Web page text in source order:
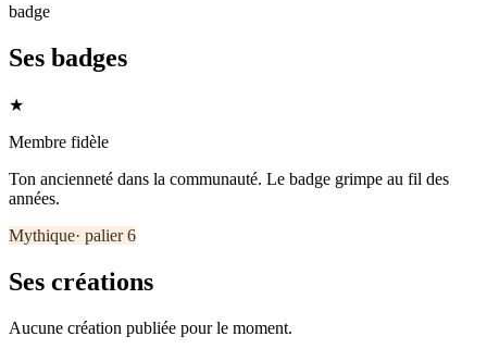
badge
Ses badges
★
Membre fidèle
Ton ancienneté dans la communauté. Le badge grimpe au fil des
années.
Mythique· palier6
Ses créations
Aucune création publiée pour le moment.